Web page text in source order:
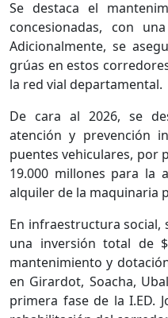
Se destaca el
concesionadas, con
Adicionalmente, se
grúas en estos
la red vial departamental.
De cara al 2026, se
atención y prevención
puentes vehiculares, por
19.000 millones para la
alquiler de la maquinaria
En infraestructura social,
una inversión total de
mantenimiento y
en Girardot, Soacha,
primera fase de la I.ED.